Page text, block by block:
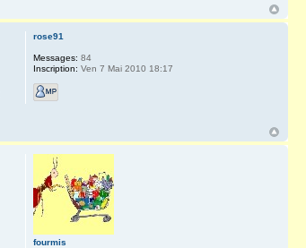
rose91
Messages: 84
Inscription: Ven 7 Mai 2010 18:17
fourmis